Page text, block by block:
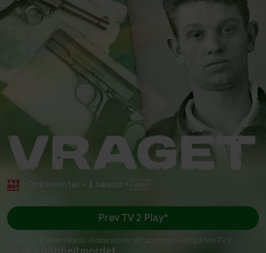
Dokumentar • 1 sæson •
S1:E4 • Dobbeltmordet
Prøv TV 2 Play*
*Kræver pakken Basis. Administrer dit abonnement på Mit TV 2.